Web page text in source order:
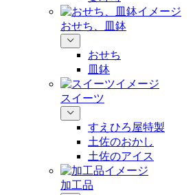
おせち、皿鉢
おせち
皿鉢
スイーツ
すえひろ屋特製
土佐のおかし
土佐のアイス
加工品